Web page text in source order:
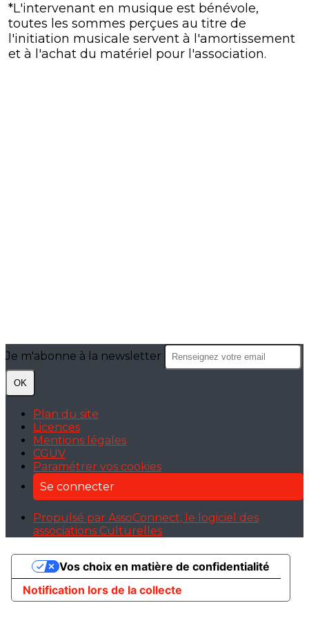
*L'intervenant en musique est bénévole,
toutes les sommes perçues au titre de
l'initiation musicale servent à l'amortissement
et à l'achat du matériel pour l'association.
Je m'abonne à la newsletter
OK
Plan du site
Licences
Mentions légales
CGUV
Paramétrer vos cookies
Se connecter
Propulsé par AssoConnect, le logiciel des
associations Culturelles
Notification lors de la collecte
Vos choix en matière de confidentialité